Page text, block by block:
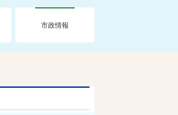
市政情報